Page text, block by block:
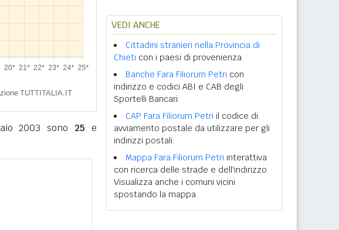
2003 sono 25 e
VEDI ANCHE
Cittadini stranieri nella Provincia di
Chieti con i paesi di provenienza.
Banche Fara Filiorum Petri con
indirizzo e codici ABI e CAB degli
Sportelli Bancari.
CAP Fara Filiorum Petri il codice di
avviamento postale da utilizzare per gli
indirizzi postali.
Mappa Fara Filiorum Petri interattiva
con ricerca delle strade e dell'indirizzo.
Visualizza anche i comuni vicini
spostando la mappa.